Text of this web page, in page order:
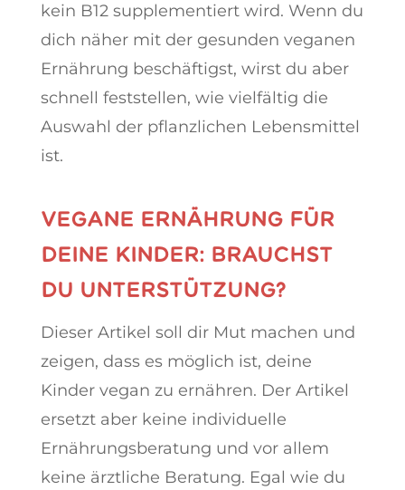
kein B12 supplementiert wird. Wenn du
dich näher mit der gesunden veganen
Ernährung beschäftigst, wirst du aber
schnell feststellen, wie vielfältig die
Auswahl der pflanzlichen Lebensmittel
ist.
VEGANE ERNÄHRUNG FÜR
DEINE KINDER: BRAUCHST
DU UNTERSTÜTZUNG?
Dieser Artikel soll dir Mut machen und
zeigen, dass es möglich ist, deine
Kinder vegan zu ernähren. Der Artikel
ersetzt aber keine individuelle
Ernährungsberatung und vor allem
keine ärztliche Beratung. Egal wie du